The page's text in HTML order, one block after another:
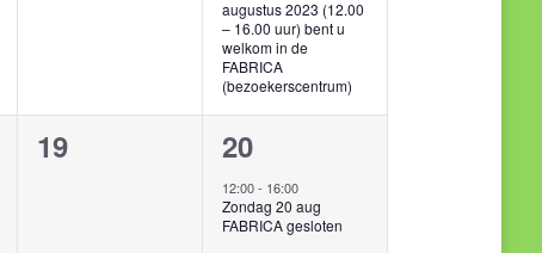
augustus 2023 (12.00
– 16.00 uur) bent u
welkom in de
FABRICA
(bezoekerscentrum)
0
evenementen,
19
1
evenement,
20
12:00- 16:00
Zondag 20 aug
FABRICA gesloten